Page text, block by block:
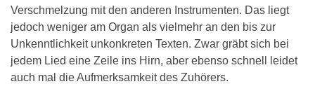
Verschmelzung mit den anderen Instrumenten. Das liegt
jedoch weniger am Organ als vielmehr an den bis zur
Unkenntlichkeit unkonkreten Texten. Zwar gräbt sich bei
jedem Lied eine Zeile ins Hirn, aber ebenso schnell leidet
auch mal die Aufmerksamkeit des Zuhörers.